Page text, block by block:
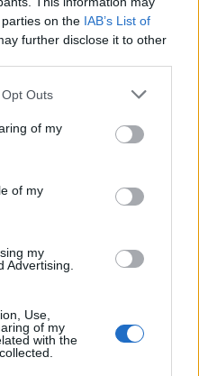
on the IAB’s List of
further disclose it to other
Outs
of my
of my
my
Advertising.
Use,
of my
with the
τις νέες προδιαγραφές των
διάταγμα
εκσυγχρονισμού του
σε σχέση με τις
ΡΥΜΟΥΛΚΗΣΗ